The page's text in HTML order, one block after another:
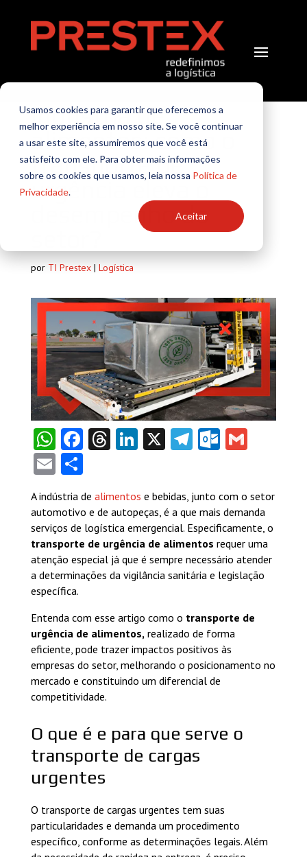
Usamos cookies para garantir que oferecemos a
melhor experiência em nosso site. Se você continuar
a usar este site, assumiremos que você está
satisfeito com ele. Para obter mais informações
sobre os cookies que usamos, leia nossa Política de
Privacidade.
Aceitar
Indústria de
alimentos: como o
transporte de
urgência eleva o
desempenho do
por TI Prestex| Logística
WhatsApp
Facebook
Threads
LinkedIn
X TelegramGmail
EmailShare
A indústria de alimentos e bebidas, junto com o setor
automotivo e de autopeças, é a que mais demanda
serviços de logística emergencial. Especificamente, o
transporte de urgência de alimentos requer uma
atenção especial já que é sempre necessário atender
a determinações da vigilância sanitária e legislação
específica.
Entenda com esse artigo como o transporte de
urgência de alimentos,realizado de forma
eficiente, pode trazer impactos positivos às
empresas do setor, melhorando o posicionamento no
mercado e constituindo um diferencial de
competitividade.
O que é e para que serve o
transporte de cargas
urgentes
O transporte de cargas urgentes tem suas
particularidades e demanda um procedimento
específico, conforme as determinações legais. Além